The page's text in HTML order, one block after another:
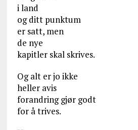
i land
og ditt punktum
er satt, men
de nye
kapitler skal skrives.
Og alt er jo ikke
heller avis
forandring gjør godt
for å trives.